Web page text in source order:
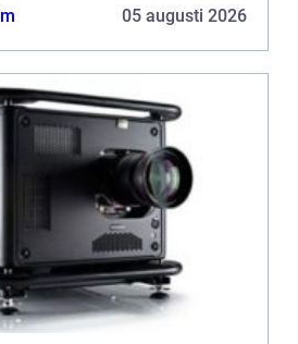
05 augusti 2026